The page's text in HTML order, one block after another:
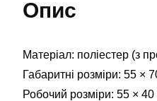
Опис
Матеріал: поліестер (з
Габаритні розміри: 55 ×
Робочий розміри: 55 ×